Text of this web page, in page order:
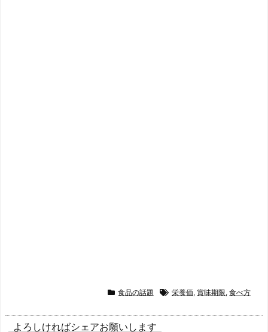
食品の話題 栄養価, 賞味期限, 食べ方
よろしければシェアお願いします